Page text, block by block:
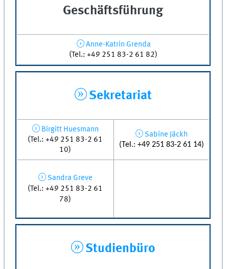
Geschäftsführung
Anne-Katrin Grenda
(Tel.: +49 251 83-2 61 82)
Sekretariat
Birgitt Huesmann
(Tel.: +49 251 83-2 61
10)
Sabine Jäckh
(Tel.: +49 251 83-2 61 14)
Sandra Greve
(Tel.: +49 251 83-2 61
78)
Studienbüro